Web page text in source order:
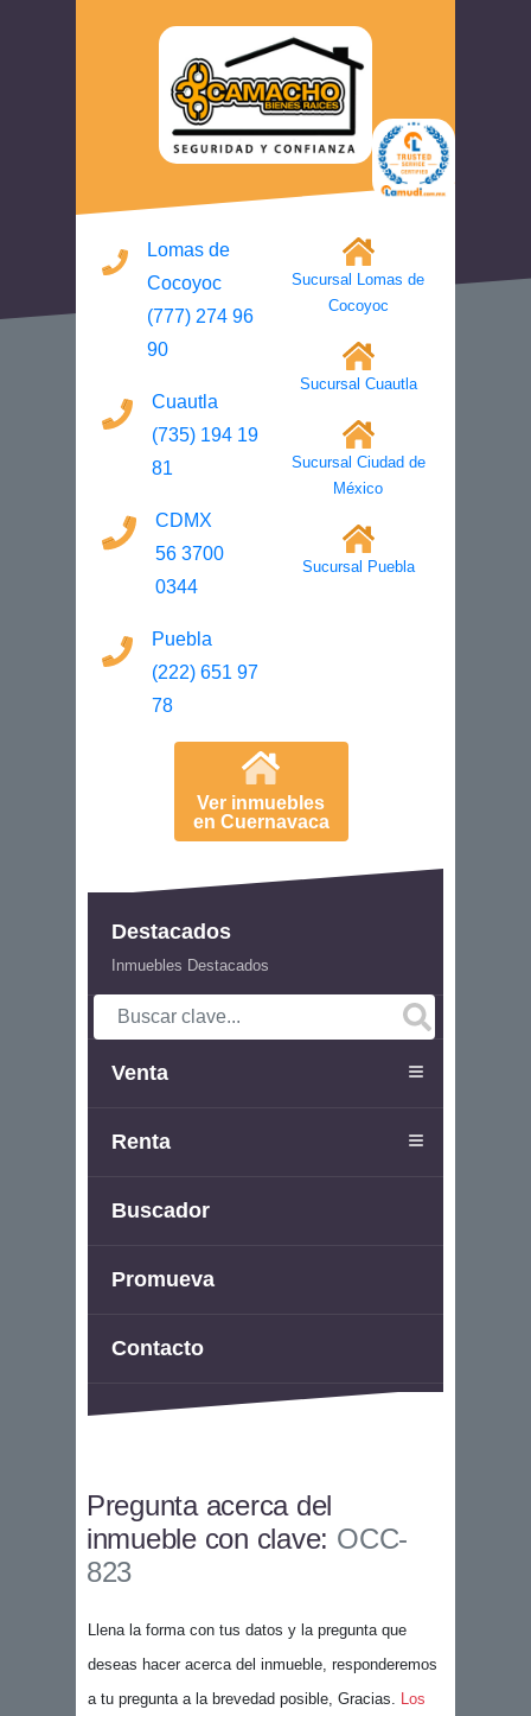
Lomas de
Cocoyoc
(777) 274 96
90
Cuautla
(735) 194 19
81
CDMX
56 3700
0344
Puebla
(222) 651 97
78
Sucursal Lomas de
Cocoyoc
Sucursal Cuautla
Sucursal Ciudad de
México
Sucursal Puebla
Ver inmuebles
en Cuernavaca
Destacados
Inmuebles Destacados
Venta
Renta
Buscador
Promueva
Contacto
Pregunta acerca del
inmueble con clave: OCC-
823
Llena la forma con tus datos y la pregunta que
deseas hacer acerca del inmueble, responderemos
a tu pregunta a la brevedad posible, Gracias. Los